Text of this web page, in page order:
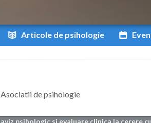
Articole de psihologie
Asociatii de psihologie
aviz psihologic si evaluare clinica la cerere